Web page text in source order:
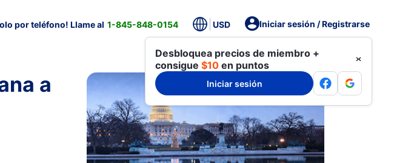
por teléfono! Llame al 1-845-848-0154 USD Iniciar sesión / Registrarse
Desbloquea precios de miembro +
consigue $10 en puntos
Iniciar sesión
a